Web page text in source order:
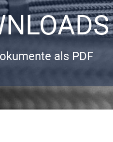
als PDF